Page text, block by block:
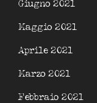
Giugno 2021
Maggio 2021
Aprile 2021
Marzo 2021
Febbraio 2021